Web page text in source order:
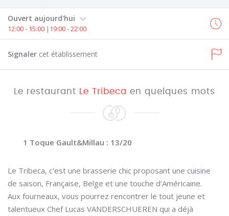
Ouvert aujourd'hui
12:00 - 15:00 |19:00 - 22:00
Signaler cet établissement
Le restaurant Le Tribeca en quelques mots
1 Toque Gault&Millau : 13/20
Le Tribeca, c'est une brasserie chic proposant une cuisine
de saison, Française, Belge et une touche d’Américaine.
Aux fourneaux, vous pourrez rencontrer le tout jeune et
talentueux Chef Lucas VANDERSCHUEREN qui a déjà